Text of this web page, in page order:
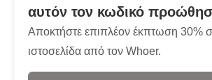
αυτόν τον κωδικό
Αποκτήστε επιπλέον έκπτωση 30%
ιστοσελίδα από τον Whoer.